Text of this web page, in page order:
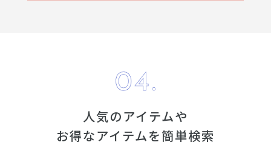
人気のアイテムや
お得なアイテムを簡単検索